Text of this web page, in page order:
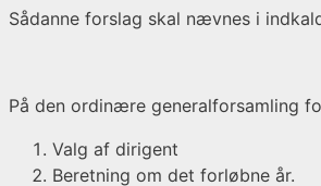
Sådanne forslag skal nævnes i
På den ordinære generalforsamling
Valg af dirigent
Beretning om det forløbne år.